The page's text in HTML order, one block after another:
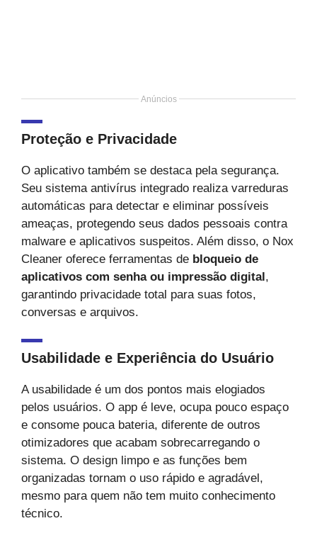
Anúncios
Proteção e Privacidade
O aplicativo também se destaca pela segurança.
Seu sistema antivírus integrado realiza varreduras
automáticas para detectar e eliminar possíveis
ameaças, protegendo seus dados pessoais contra
malware e aplicativos suspeitos. Além disso, o Nox
Cleaner oferece ferramentas de bloqueio de
aplicativos com senha ou impressão digital,
garantindo privacidade total para suas fotos,
conversas e arquivos.
Usabilidade e Experiência do Usuário
A usabilidade é um dos pontos mais elogiados
pelos usuários. O app é leve, ocupa pouco espaço
e consome pouca bateria, diferente de outros
otimizadores que acabam sobrecarregando o
sistema. O design limpo e as funções bem
organizadas tornam o uso rápido e agradável,
mesmo para quem não tem muito conhecimento
técnico.